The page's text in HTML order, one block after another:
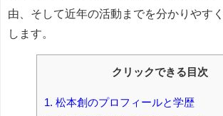
由、そして近年の活動までを分かりやす
します。
クリックできる目次
1. 松本創のプロフィールと学歴